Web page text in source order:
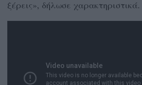
ξέρεις», δήλωσε χαρακτηριστικά.